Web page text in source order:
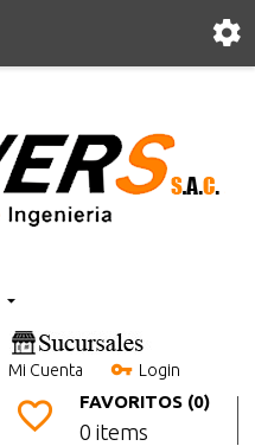
Mi Cuenta Login
FAVORITOS (0)
0 items